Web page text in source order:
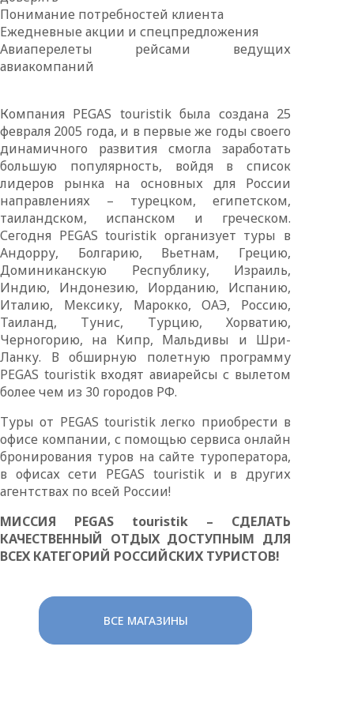
Понимание потребностей клиента
Ежедневные акции и спецпредложения
Авиаперелеты рейсами ведущих
авиакомпаний
Компания PEGAS touristik была создана 25
февраля 2005 года, и в первые же годы своего
динамичного развития смогла заработать
большую популярность, войдя в список
лидеров рынка на основных для России
направлениях – турецком, египетском,
таиландском, испанском и греческом.
Сегодня PEGAS touristik организует туры в
Андорру, Болгарию, Вьетнам, Грецию,
Доминиканскую Республику, Израиль,
Индию, Индонезию, Иорданию, Испанию,
Италию, Мексику, Марокко, ОАЭ, Россию,
Таиланд, Тунис, Турцию, Хорватию,
Черногорию, на Кипр, Мальдивы и Шри-
Ланку. В обширную полетную программу
PEGAS touristik входят авиарейсы с вылетом
более чем из 30 городов РФ.
Туры от PEGAS touristik легко приобрести в
офисе компании, с помощью сервиса онлайн
бронирования туров на сайте туроператора,
в офисах сети PEGAS touristik и в других
агентствах по всей России!
МИССИЯ PEGAS touristik – СДЕЛАТЬ
КАЧЕСТВЕННЫЙ ОТДЫХ ДОСТУПНЫМ ДЛЯ
ВСЕХ КАТЕГОРИЙ РОССИЙСКИХ ТУРИСТОВ!
ВСЕ МАГАЗИНЫ